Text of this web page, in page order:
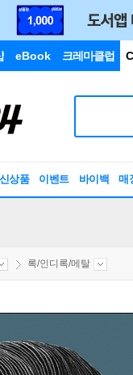
eBook 크레마클럽
신상품 이벤트 바이백 매
록/인디록/메탈